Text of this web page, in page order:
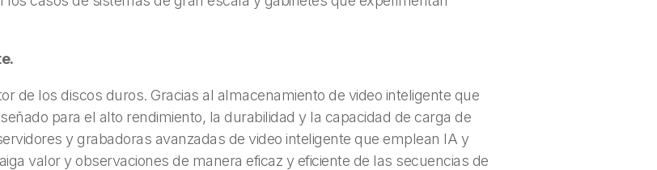
de los discos duros. Gracias al almacenamiento de video inteligente que
para el alto rendimiento, la durabilidad y la capacidad de carga de
y grabadoras avanzadas de video inteligente que emplean IA y
valor y observaciones de manera eficaz y eficiente de las secuencias de